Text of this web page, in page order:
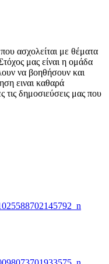
ασχολείται με θέματα
μας είναι η ομάδα
να βοηθήσουν και
ειναι καθαρά
τις δημοσιεύσεις μας που